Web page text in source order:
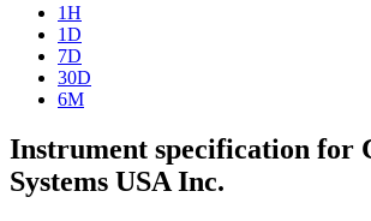
1H
1D
7D
30D
6M
Instrument specification for
Systems USA Inc.